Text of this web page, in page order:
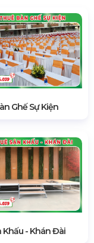
Ghế Sự Kiện
Khấu - Khán Đài